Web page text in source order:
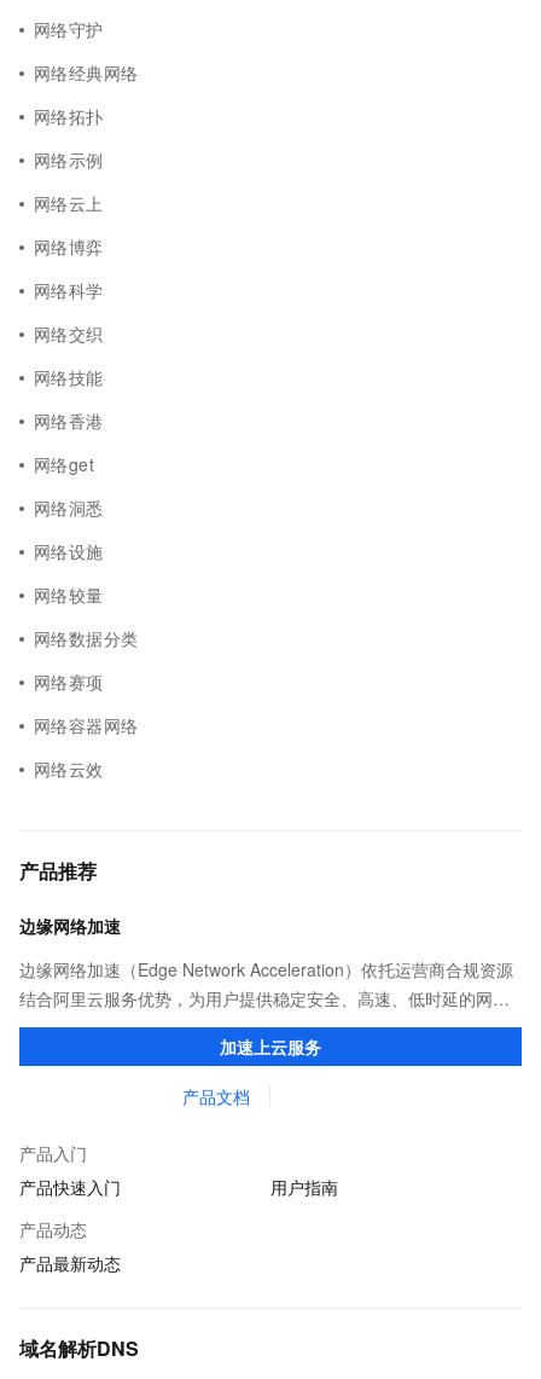
网络守护
网络经典网络
网络拓扑
网络示例
网络云上
网络博弈
网络科学
网络交织
网络技能
网络香港
网络get
网络洞悉
网络设施
网络较量
网络数据分类
网络赛项
网络容器网络
网络云效
产品推荐
边缘网络加速
边缘网络加速（Edge Network Acceleration）依托运营商合规资源
结合阿里云服务优势，为用户提供稳定安全、高速、低时延的网络
传输，解决客户不同站点的连接、组网、数据安全传输、业务质量
加速上云服务
产品文档
产品入门
产品快速入门
用户指南
产品动态
产品最新动态
域名解析DNS